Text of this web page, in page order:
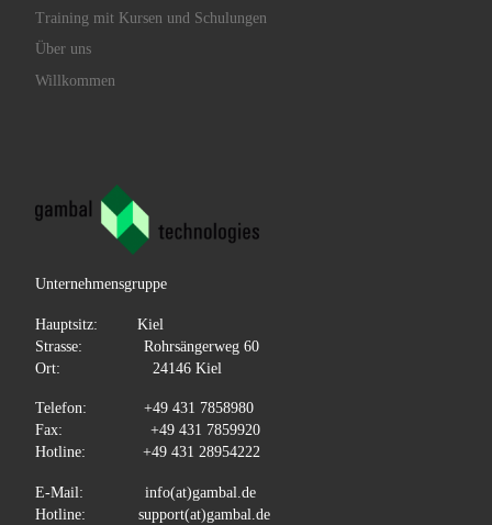
Training mit Kursen und Schulungen
Über uns
Willkommen
Unternehmensgruppe
Hauptsitz: Kiel
Strasse: Rohrsängerweg 60
Ort: 24146 Kiel
Telefon: +49 431 7858980
Fax: +49 431 7859920
Hotline: +49 431 28954222
E-Mail: info(at)gambal.de
Hotline: support(at)gambal.de